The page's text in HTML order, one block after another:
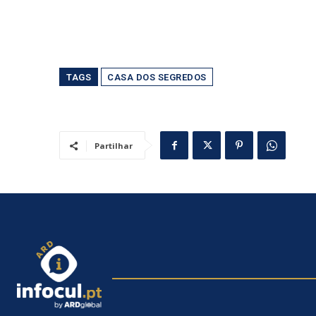
TAGS CASA DOS SEGREDOS
Partilhar